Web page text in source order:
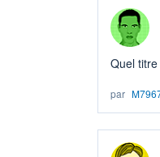
Quel
par